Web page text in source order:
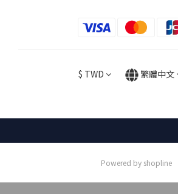
$ TWD 繁體中文
Powered by shopline